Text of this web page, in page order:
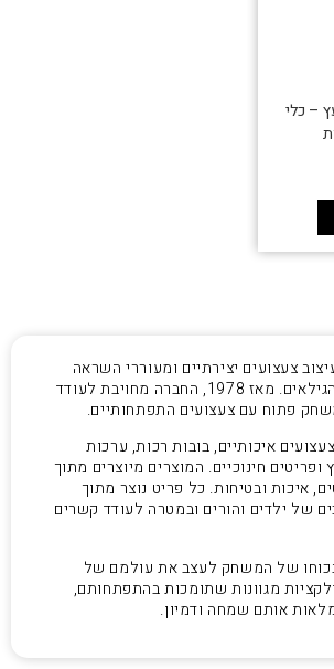
– כלי
צעצועים יצירתיים ומעוררי השראה
עבור ילדים בכל הגילאים. מאז 1978, החברה מחויבת לעודד
פתוח עם צעצועים התפתחותיים.
איכותיים, בובות רכות, ערכות
חינוכיים. המוצרים מיוצרים מתוך
איכות ובטיחות. כל פריט נוצר מתוך
של ילדים והורים ובמטרה לעודד קשרים
של המשחק לעצב את עולמם של
מגוונות שתומכות בהתפתחותם,
אותם שמחה ודמיון.